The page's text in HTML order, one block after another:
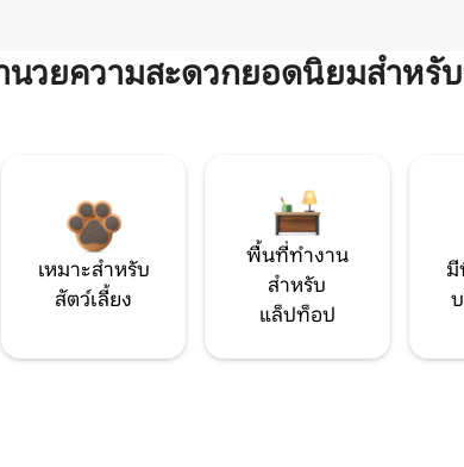
นวยความสะดวกยอดนิยมสำหรั
เหมาะสำหรับ
สัตว์เลี้ยง
พื้นที่ทำงาน
สำหรับ
แล็ปท็อป
มี